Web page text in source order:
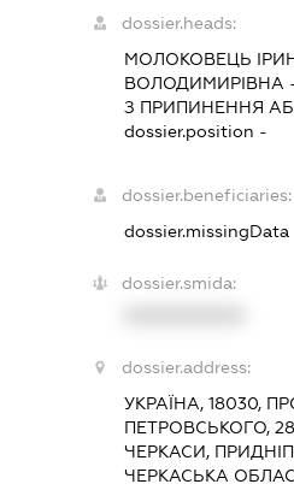
dossier.heads:
МОЛОКОВЕЦЬ
ВОЛОДИМИРІВНА
З ПРИПИНЕННЯ
dossier.position -
dossier.beneficiaries:
dossier.missingData
dossier.smida:
dossier.address:
УКРАЇНА, 18030,
ПЕТРОВСЬКОГО,
ЧЕРКАСИ,
ЧЕРКАСЬКА